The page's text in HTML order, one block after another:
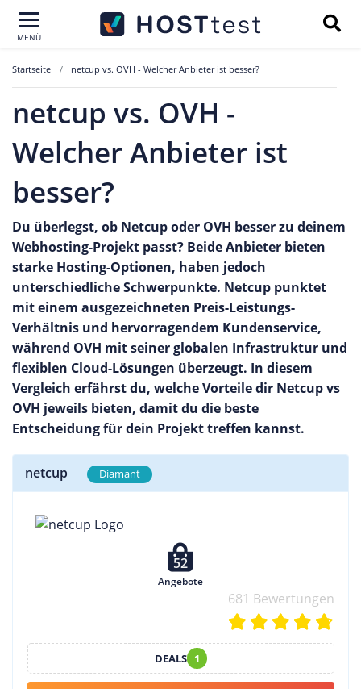
MENÜ
Startseite netcup vs. OVH - Welcher Anbieter ist besser?
netcup vs. OVH -
Welcher Anbieter ist
besser?
Du überlegst, ob Netcup oder OVH besser zu deinem
Webhosting-Projekt passt? Beide Anbieter bieten
starke Hosting-Optionen, haben jedoch
unterschiedliche Schwerpunkte. Netcup punktet
mit einem ausgezeichneten Preis-Leistungs-
Verhältnis und hervorragendem Kundenservice,
während OVH mit seiner globalen Infrastruktur und
flexiblen Cloud-Lösungen überzeugt. In diesem
Vergleich erfährst du, welche Vorteile dir Netcup vs
OVH jeweils bieten, damit du die beste
Entscheidung für dein Projekt treffen kannst.
netcup Diamant
52
Angebote
681 Bewertungen
DEALS 1